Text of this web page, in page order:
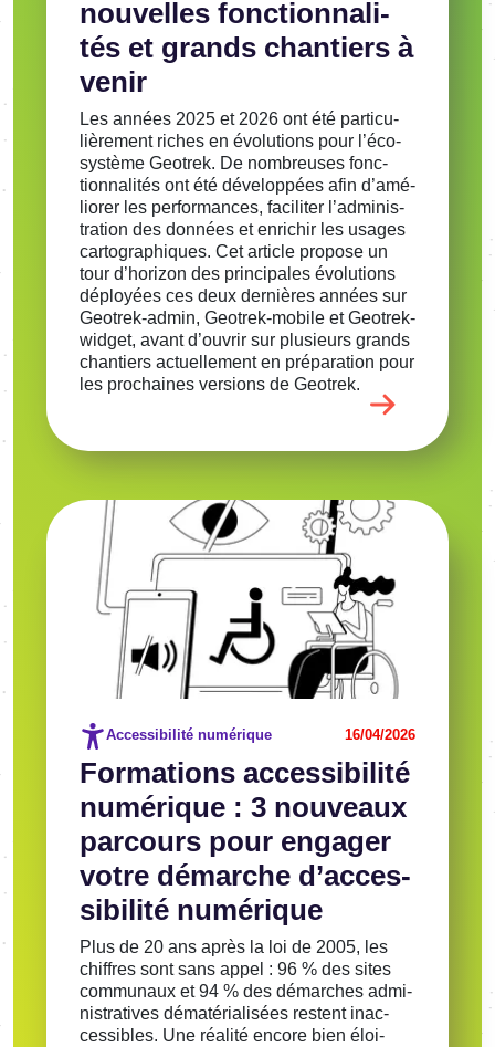
nouvelles fonc­tion­na­li­
tés et grands chan­tiers à
venir
Les années 2025 et 2026 ont été parti­cu­
liè­re­ment riches en évolu­tions pour l’éco­
sys­tème Geotrek. De nombreuses fonc­
tion­na­li­tés ont été déve­lop­pées afin d’amé­
lio­rer les perfor­mances, faci­li­ter l’ad­mi­nis­
tra­tion des données et enri­chir les usages
carto­gra­phiques. Cet article propose un
tour d’ho­ri­zon des prin­ci­pales évolu­tions
déployées ces deux dernières années sur
Geotrek-admin, Geotrek-mobile et Geotrek-
widget, avant d’ou­vrir sur plusieurs grands
chan­tiers actuel­le­ment en prépa­ra­tion pour
les prochaines versions de Geotrek.
Forma­tions acces­si­bi­lité
numé­rique : 3 nouveaux
parcours pour enga­ger
votre démarche d’ac­ces­
si­bi­lité numé­rique
Accessibilité numérique 16/04/2026
Plus de 20 ans après la loi de 2005, les
chiffres sont sans appel : 96 % des sites
commu­naux et 94 % des démarches admi­
nis­tra­tives déma­té­ria­li­sées restent inac­
ces­sibles. Une réalité encore bien éloi­
Voir l'article
Image